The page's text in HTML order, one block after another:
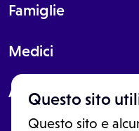
Questo sito
Questo sito e
Famiglie
Medici
About